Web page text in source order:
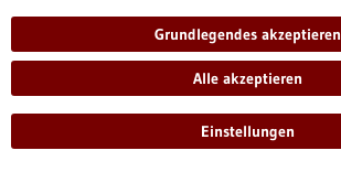
ergebnis-nach-43-minuten
Im Kampf gegen COVID-19 - 28.10.2020
Grundlegendes akzeptieren
Alle akzeptieren
Einstellungen